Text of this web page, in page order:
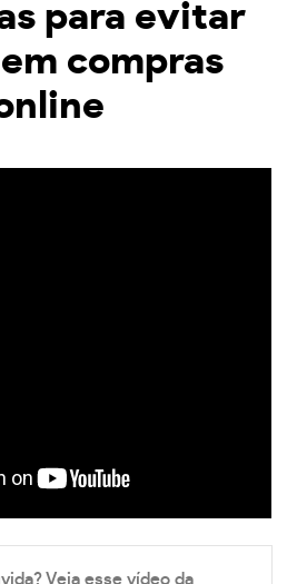
para evitar
compras
Veja esse vídeo da